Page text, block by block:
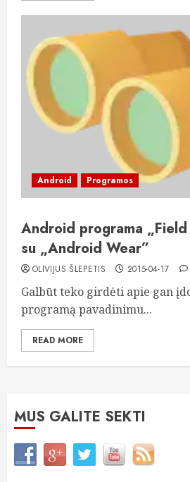
Android Programos
Android programa
su „Android Wear”
OLIVIJUS ŠLEPETIS 2015-04-17
Galbūt teko girdėti apie gan
programą pavadinimu...
READ MORE
MUS GALITE SEKTI